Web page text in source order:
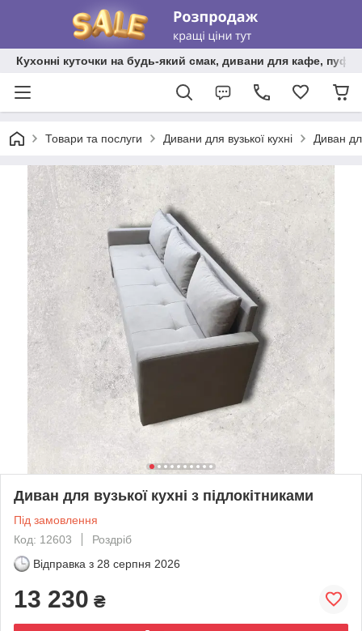
Кухонні куточки на будь-який смак, дивани для кафе,
Товари та послуги Дивани для вузької кухні Диван
Диван для вузької кухні з підлокітниками
Під замовлення
Код: 12603
Роздріб
Відправка з 28 серпня 2026
13 230 ₴